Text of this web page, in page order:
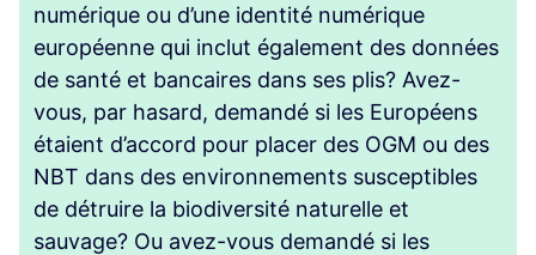
numérique ou d’une identité numérique
européenne qui inclut également des données
de santé et bancaires dans ses plis? Avez-
vous, par hasard, demandé si les Européens
étaient d’accord pour placer des OGM ou des
NBT dans des environnements susceptibles
de détruire la biodiversité naturelle et
sauvage? Ou avez-vous demandé si les